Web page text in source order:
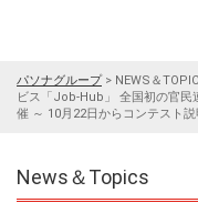
パソナグループ> NEWS＆
ビス「Job-Hub」 全国初の官民
催 ～ 10月22日からコンテスト説
News＆Topics